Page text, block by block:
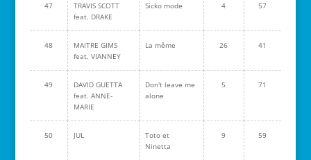
47
TRAVIS SCOTT
feat. DRAKE
Sicko mode 4 57
48
MAITRE GIMS
feat. VIANNEY
La même 26 41
49
DAVID GUETTA
feat. ANNE-
MARIE
Don't leave me
alone
5 71
50 JUL
Toto et
Ninetta
9 59